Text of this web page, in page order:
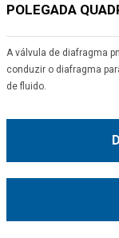
POLEGADA
A válvula de diafragma
conduzir o diafragma
de fluido.